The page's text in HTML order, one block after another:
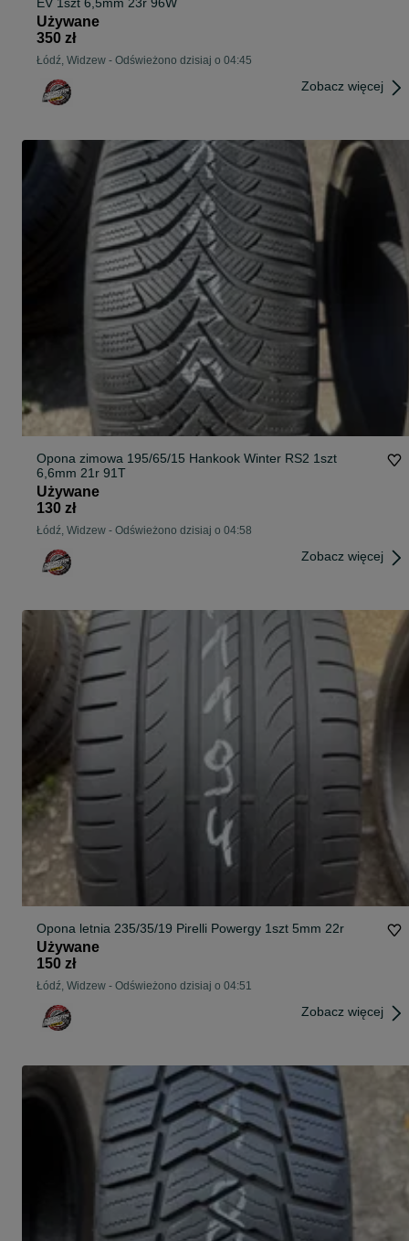
EV 1szt 6,5mm 23r 96W
Używane
350 zł
Łódź, Widzew - Odświeżono dzisiaj o 04:45
Zobacz więcej
Opona zimowa 195/65/15 Hankook Winter RS2 1szt
6,6mm 21r 91T
Używane
130 zł
Łódź, Widzew - Odświeżono dzisiaj o 04:58
Zobacz więcej
Opona letnia 235/35/19 Pirelli Powergy 1szt 5mm 22r
Używane
150 zł
Łódź, Widzew - Odświeżono dzisiaj o 04:51
Zobacz więcej